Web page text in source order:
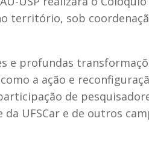
território, sob
e profundas
a ação e
de
da UFSCar e de outros